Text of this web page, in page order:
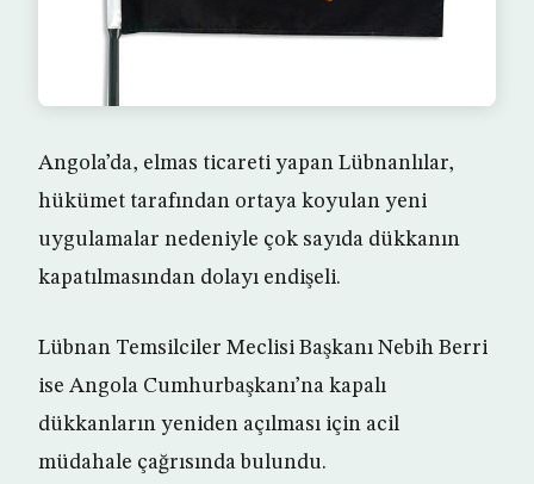
Angola’da, elmas ticareti yapan Lübnanlılar,
hükümet tarafından ortaya koyulan yeni
uygulamalar nedeniyle çok sayıda dükkanın
kapatılmasından dolayı endişeli.
Lübnan Temsilciler Meclisi Başkanı Nebih Berri
ise Angola Cumhurbaşkanı’na kapalı
dükkanların yeniden açılması için acil
müdahale çağrısında bulundu.